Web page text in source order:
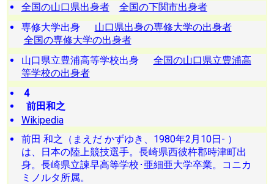
全国の山口県出身者
全国の下関市出身者
専修大学出身 山口県出身の専修大学の出身者
全国の専修大学の出身者
山口県立豊浦高等学校出身 全国の山口県立豊浦高
等学校の出身者
4
前田和之
Wikipedia
前田 和之（まえだ かずゆき、1980年2月10日- ）
は、日本の陸上競技選手。長崎県西彼杵郡時津町出
身。長崎県立諫早高等学校･亜細亜大学卒業。コニカ
ミノルタ所属。